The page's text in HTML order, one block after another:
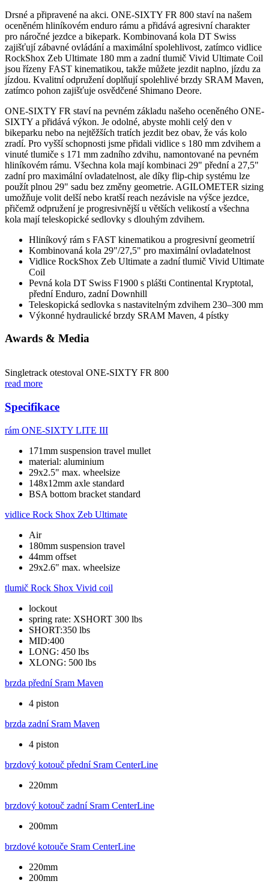
Drsné a připravené na akci. ONE-SIXTY FR 800 staví na našem
oceněném hliníkovém enduro rámu a přidává agresivní charakter
pro náročné jezdce a bikepark. Kombinovaná kola DT Swiss
zajišťují zábavné ovládání a maximální spolehlivost, zatímco vidlice
RockShox Zeb Ultimate 180 mm a zadní tlumič Vivid Ultimate Coil
jsou řízeny FAST kinematikou, takže můžete jezdit naplno, jízdu za
jízdou. Kvalitní odpružení doplňují spolehlivé brzdy SRAM Maven,
zatímco pohon zajišťuje osvědčené Shimano Deore.
ONE-SIXTY FR staví na pevném základu našeho oceněného ONE-
SIXTY a přidává výkon. Je odolné, abyste mohli celý den v
bikeparku nebo na nejtěžších tratích jezdit bez obav, že vás kolo
zradí. Pro vyšší schopnosti jsme přidali vidlice s 180 mm zdvihem a
vinuté tlumiče s 171 mm zadního zdvihu, namontované na pevném
hliníkovém rámu. Všechna kola mají kombinaci 29" přední a 27,5"
zadní pro maximální ovladatelnost, ale díky flip-chip systému lze
použít plnou 29" sadu bez změny geometrie. AGILOMETER sizing
umožňuje volit delší nebo kratší reach nezávisle na výšce jezdce,
přičemž odpružení je progresivnější u větších velikostí a všechna
kola mají teleskopické sedlovky s dlouhým zdvihem.
Hliníkový rám s FAST kinematikou a progresivní geometrií
Kombinovaná kola 29"/27,5" pro maximální ovladatelnost
Vidlice RockShox Zeb Ultimate a zadní tlumič Vivid Ultimate
Coil
Pevná kola DT Swiss F1900 s plášti Continental Kryptotal,
přední Enduro, zadní Downhill
Teleskopická sedlovka s nastavitelným zdvihem 230–300 mm
Výkonné hydraulické brzdy SRAM Maven, 4 pístky
Awards & Media
Singletrack otestoval ONE-SIXTY FR 800
read more
Specifikace
rám ONE-SIXTY LITE III
171mm suspension travel mullet
material: aluminium
29x2.5" max. wheelsize
148x12mm axle standard
BSA bottom bracket standard
vidlice Rock Shox Zeb Ultimate
Air
180mm suspension travel
44mm offset
29x2.6" max. wheelsize
tlumič Rock Shox Vivid coil
lockout
spring rate: XSHORT 300 lbs
SHORT:350 lbs
MID:400
LONG: 450 lbs
XLONG: 500 lbs
brzda přední Sram Maven
4 piston
brzda zadní Sram Maven
4 piston
brzdový kotouč přední Sram CenterLine
220mm
brzdový kotouč zadní Sram CenterLine
200mm
brzdové kotouče Sram CenterLine
220mm
200mm